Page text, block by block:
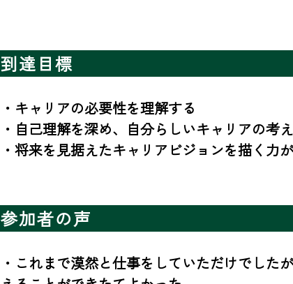
到達目標
・キャリアの必要性を理解する
・自己理解を深め、自分らしいキャリアの考
・将来を見据えたキャリアビジョンを描く力
参加者の声
・これまで漠然と仕事をしていただけでした